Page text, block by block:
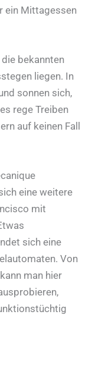
ein Mittagessen
bekannten
liegen. In
sonnen sich,
rege Treiben
auf keinen Fall
eine weitere
mit
sich eine
Von
man hier